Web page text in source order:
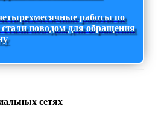
работы по
стали поводом для обращения
сетях